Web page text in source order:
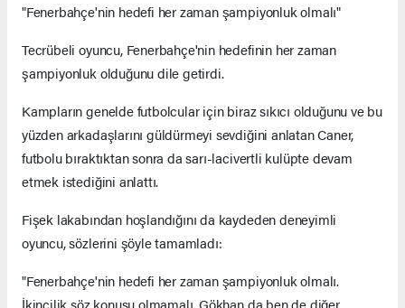
"Fenerbahçe'nin hedefi her zaman şampiyonluk olmalı"
Tecrübeli oyuncu, Fenerbahçe'nin hedefinin her zaman
şampiyonluk olduğunu dile getirdi.
Kampların genelde futbolcular için biraz sıkıcı olduğunu ve bu
yüzden arkadaşlarını güldürmeyi sevdiğini anlatan Caner,
futbolu bıraktıktan sonra da sarı-lacivertli kulüpte devam
etmek istediğini anlattı.
Fişek lakabından hoşlandığını da kaydeden deneyimli
oyuncu, sözlerini şöyle tamamladı:
"Fenerbahçe'nin hedefi her zaman şampiyonluk olmalı.
İkincilik söz konusu olmamalı. Gökhan da ben de diğer